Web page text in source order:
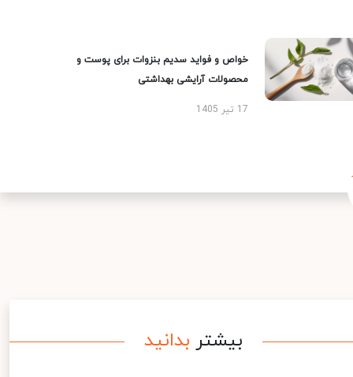
خواص و فواید سدیم بنزوات برای پوست و
محصولات آرایشی بهداشتی
17 تیر 1405
بیشتر بدانید